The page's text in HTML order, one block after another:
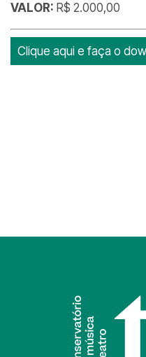
VALOR: R$ 2.000,00
Clique aqui e faça o